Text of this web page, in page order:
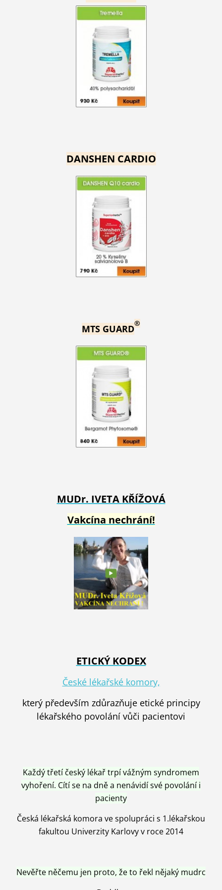
DANSHEN CARDIO
MTS GUARD®
MUDr. IVETA KŘÍŽOVÁ
Vakcína nechrání!
ETICKÝ KODEX
České lékařské komory,
který především zdůrazňuje etické principy
lékařského povolání vůči pacientovi
Každý třetí český lékař trpí vážným syndromem
vyhoření. Cítí se na dně a nenávidí své povolání i
pacienty
Česká lékařská komora ve spolupráci s 1.lékařskou
fakultou Univerzity Karlovy v roce 2014
Nevěřte něčemu jen proto, že to řekl nějaký mudrc